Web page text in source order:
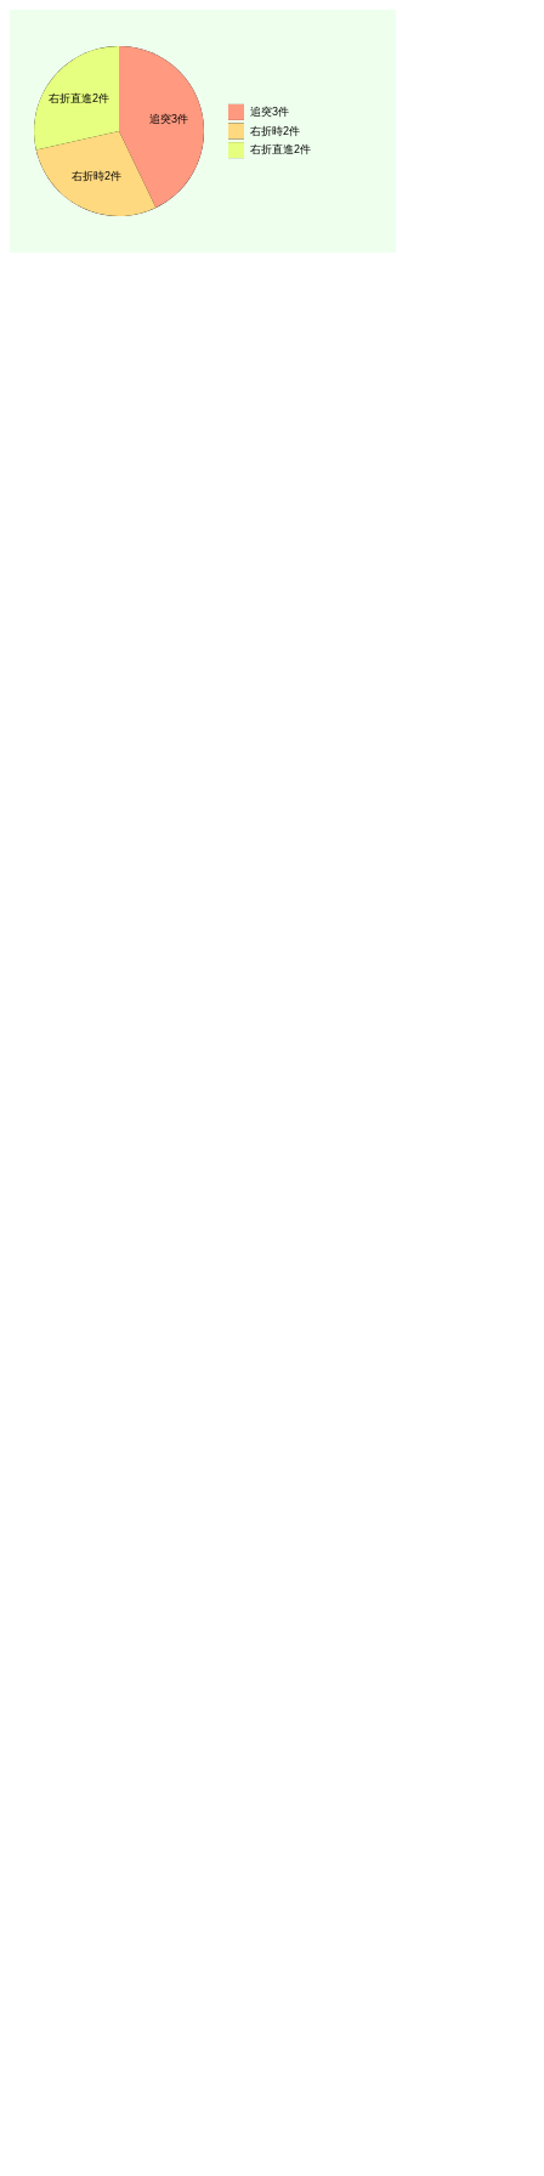
追突3件
追突3件
右折時2件
右折時2件
右折直進2件
右折直進2件